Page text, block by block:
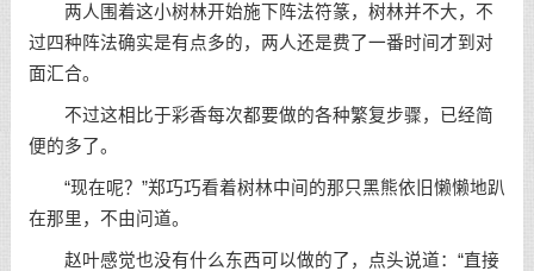
两人围着这小树林开始施下阵法符篆，树林并不大，不
过四种阵法确实是有点多的，两人还是费了一番时间才到对
面汇合。
不过这相比于彩香每次都要做的各种繁复步骤，已经简
便的多了。
“现在呢？”郑巧巧看着树林中间的那只黑熊依旧懒懒地趴
在那里，不由问道。
赵叶感觉也没有什么东西可以做的了，点头说道：“直接